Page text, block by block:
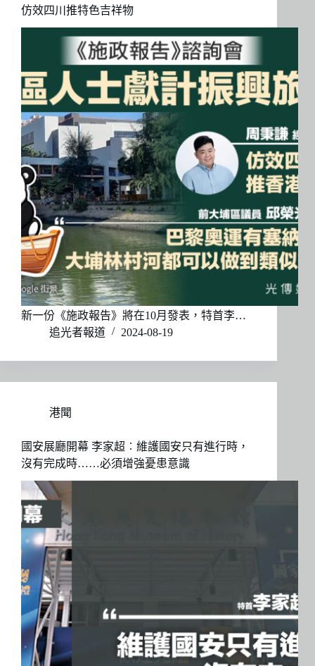
仿效四川推特色吉祥物
新一份《施政報告》將在10月發表，特首李…
追光者報道
2024-08-19
港聞
國安展廳開幕 李家超︰維護國安只有進行時，
沒有完成時……必須增強憂患意識